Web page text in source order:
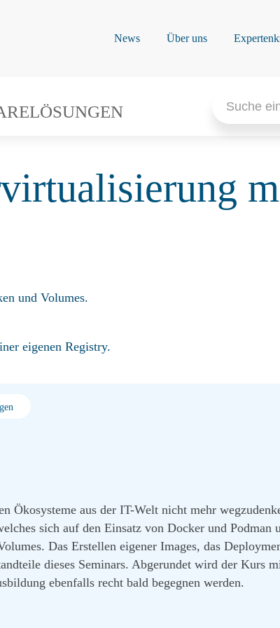
News Über uns
und Volumes.
eigenen Registry.
Ökosysteme aus der IT-Welt nicht mehr
sich auf den Einsatz von Docker und
Das Erstellen eigener Images, das
dieses Seminars. Abgerundet wird der Kurs
ebenfalls recht bald begegnen werden.